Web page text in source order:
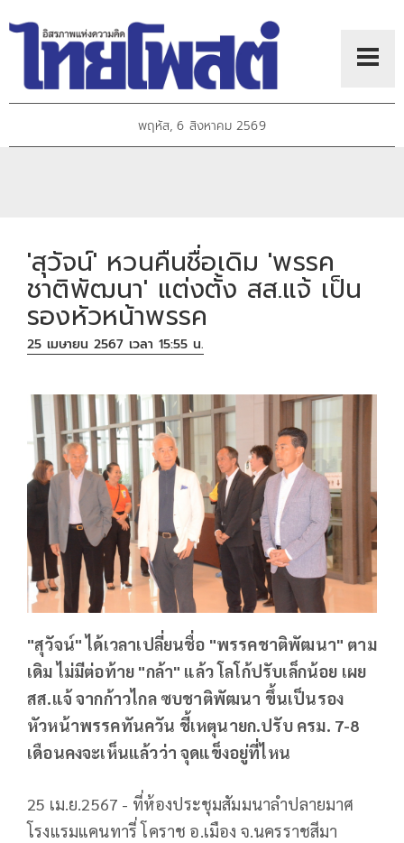
พฤหัส, 6 สิงหาคม 2569
'สุวัจน์' หวนคืนชื่อเดิม 'พรรค
ชาติพัฒนา' แต่งตั้ง สส.แจ้ เป็น
รองหัวหน้าพรรค
25 เมษายน 2567 เวลา 15:55 น.
"สุวัจน์" ได้เวลาเปลี่ยนชื่อ "พรรคชาติพัฒนา" ตาม
เดิม ไม่มีต่อท้าย "กล้า" แล้ว โลโก้ปรับเล็กน้อย เผย
สส.แจ้ จากก้าวไกล ซบชาติพัฒนา ขึ้นเป็นรอง
หัวหน้าพรรคทันควัน ชี้เหตุนายก.ปรับ ครม. 7-8
เดือนคงจะเห็นแล้วว่า จุดแข็งอยู่ที่ไหน
25 เม.ย.2567 - ที่ห้องประชุมสัมมนาลำปลายมาศ
โรงแรมแคนทารี่ โคราช อ.เมือง จ.นครราชสีมา